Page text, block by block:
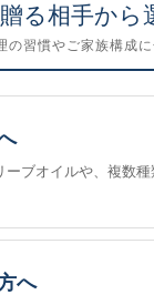
贈る相手から
の習慣やご家族構成
ブオイルや、複数種
へ